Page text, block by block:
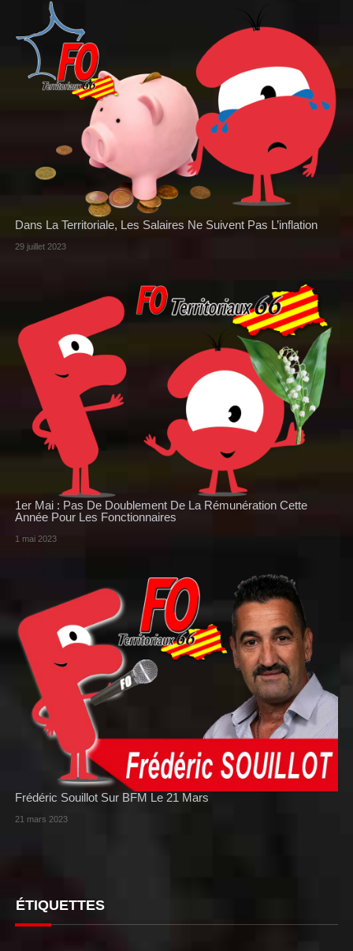
Dans La Territoriale, Les Salaires Ne Suivent Pas L’inflation
29 juillet 2023
1er Mai : Pas De Doublement De La Rémunération Cette
Année Pour Les Fonctionnaires
1 mai 2023
Frédéric Souillot Sur BFM Le 21 Mars
21 mars 2023
ÉTIQUETTES